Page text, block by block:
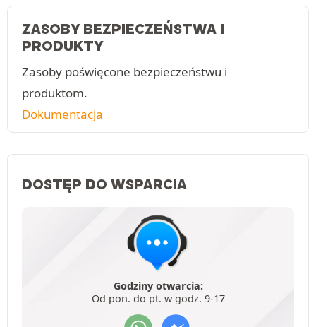
ZASOBY BEZPIECZEŃSTWA I
PRODUKTY
Zasoby poświęcone bezpieczeństwu i
produktom.
Dokumentacja
DOSTĘP DO WSPARCIA
Godziny otwarcia:
Od pon. do pt. w godz. 9-17